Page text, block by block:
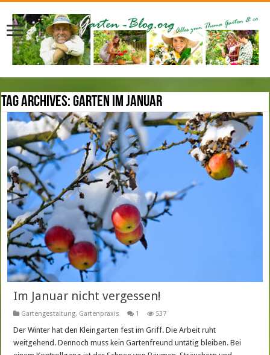
Tag Archives:Garten im Januar
Im Januar nicht vergessen!
Gartengestaltung, Gartenpraxis 1 537
Der Winter hat den Kleingarten fest im Griff. Die Arbeit ruht
weitgehend. Dennoch muss kein Gartenfreund untätig bleiben. Bei